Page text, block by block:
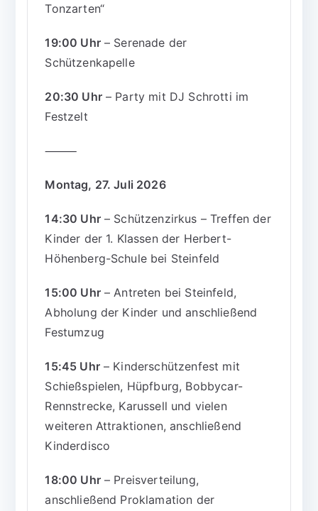
Tonzarten“
19:00 Uhr– Serenade der
Schützenkapelle
20:30 Uhr– Party mit DJ Schrotti im
Festzelt
⸻
Montag, 27. Juli 2026
14:30 Uhr– Schützenzirkus – Treffen der
Kinder der 1. Klassen der Herbert-
Höhenberg-Schule bei Steinfeld
15:00 Uhr– Antreten bei Steinfeld,
Abholung der Kinder und anschließend
Festumzug
15:45 Uhr– Kinderschützenfest mit
Schießspielen, Hüpfburg, Bobbycar-
Rennstrecke, Karussell und vielen
weiteren Attraktionen, anschließend
Kinderdisco
18:00 Uhr– Preisverteilung,
anschließend Proklamation der